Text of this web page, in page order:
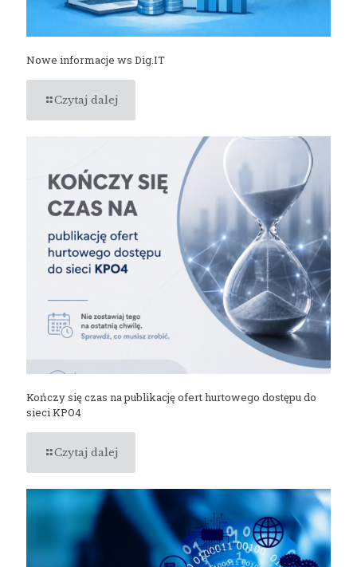
Nowe informacje ws Dig.IT
Czytaj dalej
Kończy się czas na publikację ofert hurtowego dostępu do
sieci KPO4
Czytaj dalej